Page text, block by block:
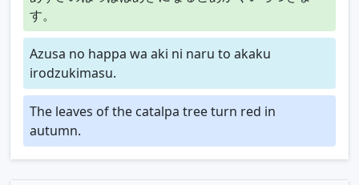
す。
Azusa no happa wa aki ni naru to akaku
irodzukimasu.
The leaves of the catalpa tree turn red in
autumn.